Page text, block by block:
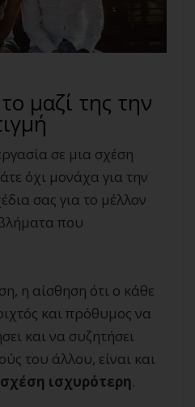
μαζί της την
σε μια σχέση
όχι μονάχα για την
σας για το μέλλον
που
η αίσθηση ότι ο κάθε
και πρόθυμος να
και να συζητήσει
του άλλου, είναι και
ισχυρότερη.